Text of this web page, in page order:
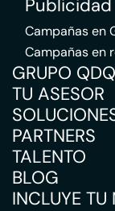
Campañas en
Campañas en
GRUPO QDQ
TU ASESOR
PARTNERS
TALENTO
BLOG
INCLUYE